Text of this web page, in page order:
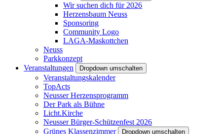
Wir suchen dich für 2026
Herzensbaum Neuss
Sponsoring
Community Logo
LAGA-Maskottchen
Neuss
Parkkonzept
Veranstaltungen
Dropdown umschalten
Veranstaltungskalender
TopActs
Neusser Herzensprogramm
Der Park als Bühne
Licht.Kirche
Neusser Bürger-Schützenfest 2026
Grünes Klassenzimmer
Dropdown umschalten